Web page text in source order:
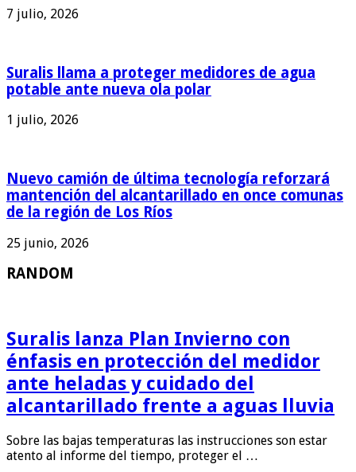
7 julio, 2026
Suralis llama a proteger medidores de agua
potable ante nueva ola polar
1 julio, 2026
Nuevo camión de última tecnología reforzará
mantención del alcantarillado en once comunas
de la región de Los Ríos
25 junio, 2026
RANDOM
Suralis lanza Plan Invierno con
énfasis en protección del medidor
ante heladas y cuidado del
alcantarillado frente a aguas lluvia
Sobre las bajas temperaturas las instrucciones son estar
atento al informe del tiempo, proteger el …